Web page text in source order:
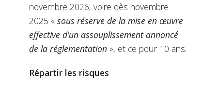
novembre 2026, voire dès novembre
2025 « sous réserve de la mise en œuvre
effective d’un assouplissement annoncé
de la réglementation », et ce pour 10 ans.
Répartir les risques